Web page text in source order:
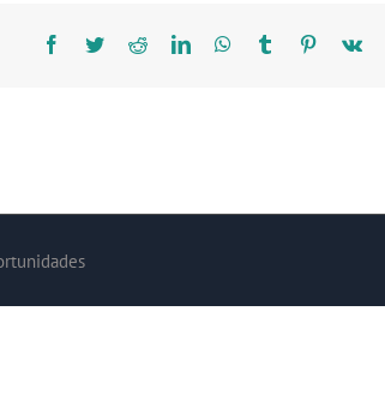
Facebook
TwitterRedditLinkedInWhatsApp
Tumblr Pinterest
Vk